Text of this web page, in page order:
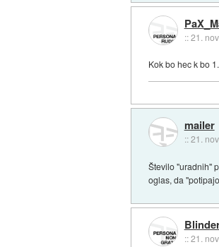
::21.
Kok bo hec k bo
mailer
::21.
Število "uradnih"
oglas, da
::21.